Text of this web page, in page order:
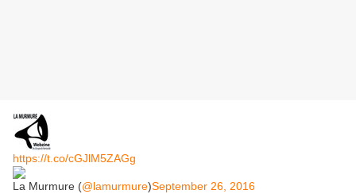
https://t.co/cGJlM5ZAGg
La Murmure (@lamurmure)September 26, 2016